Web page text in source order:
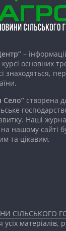
–
основних
знаходяться,
Село” створена
Наші
нашому сайті
та цікавим.
СІЛЬСЬКОГО
усіх